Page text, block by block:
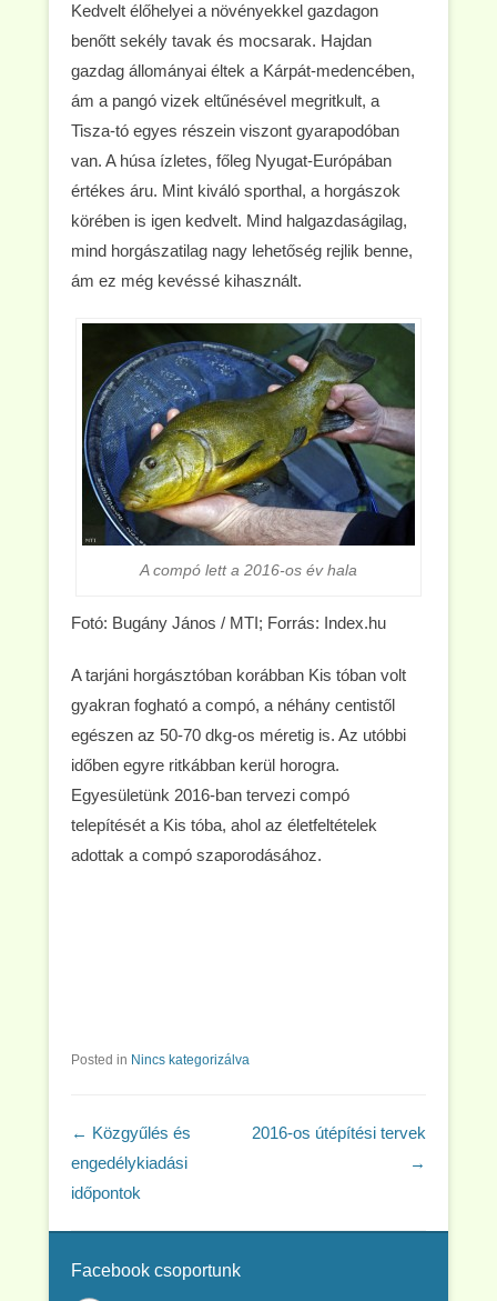
Kedvelt élőhelyei a növényekkel gazdagon
benőtt sekély tavak és mocsarak. Hajdan
gazdag állományai éltek a Kárpát-medencében,
ám a pangó vizek eltűnésével megritkult, a
Tisza-tó egyes részein viszont gyarapodóban
van. A húsa ízletes, főleg Nyugat-Európában
értékes áru. Mint kiváló sporthal, a horgászok
körében is igen kedvelt. Mind halgazdaságilag,
mind horgászatilag nagy lehetőség rejlik benne,
ám ez még kevéssé kihasznált.
A compó lett a 2016-os év hala
Fotó: Bugány János / MTI; Forrás: Index.hu
A tarjáni horgásztóban korábban Kis tóban volt
gyakran fogható a compó, a néhány centistől
egészen az 50-70 dkg-os méretig is. Az utóbbi
időben egyre ritkábban kerül horogra.
Egyesületünk 2016-ban tervezi compó
telepítését a Kis tóba, ahol az életfeltételek
adottak a compó szaporodásához.
Posted in Nincs kategorizálva
Post navigation
← Közgyűlés és
engedélykiadási
időpontok
2016-os útépítési tervek
→
Facebook csoportunk